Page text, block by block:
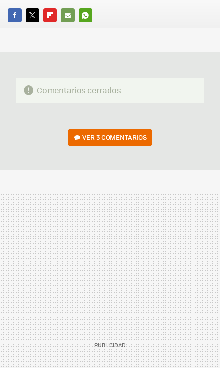
FACEBOOK
TWITTERFLIPBOARD
E-
WHATSAPP
Comentarios cerrados
VER3 COMENTARIOS